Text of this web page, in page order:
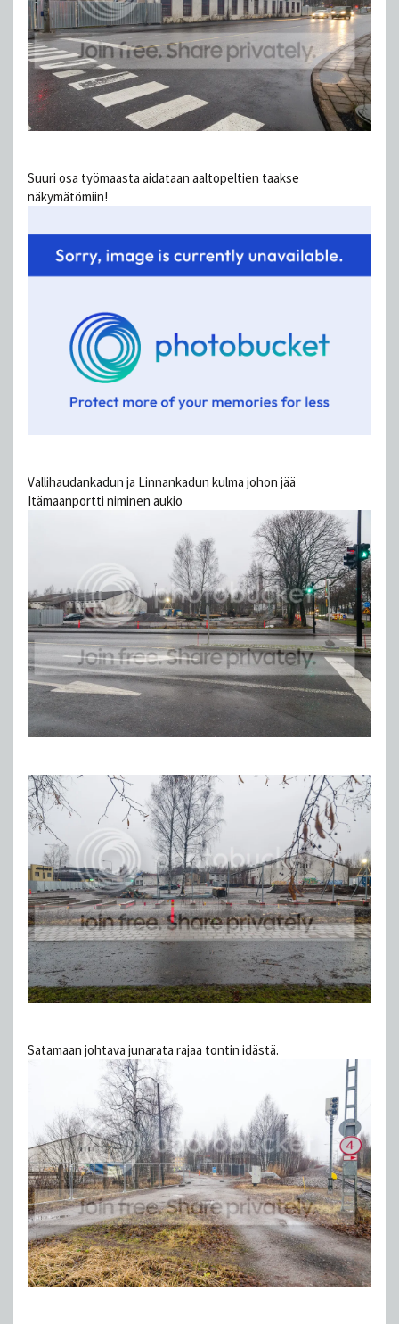
Suuri osa työmaasta aidataan aaltopeltien taakse
näkymätömiin!
Vallihaudankadun ja Linnankadun kulma johon jää
Itämaanportti niminen aukio
Satamaan johtava junarata rajaa tontin idästä.